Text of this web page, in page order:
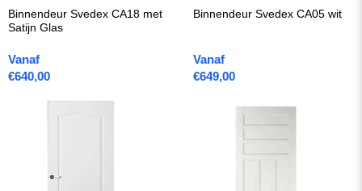
Binnendeur Svedex CA18 met
Satijn Glas
Vanaf
€640,00
Binnendeur Svedex CA05 wit
Vanaf
€649,00